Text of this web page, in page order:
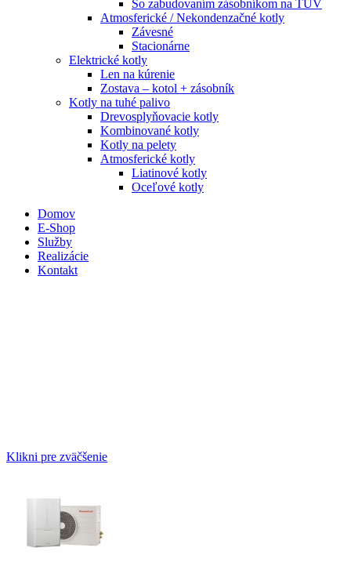
So zabudovaním zásobníkom na TÚV
Atmosferické / Nekondenzačné kotly
Závesné
Stacionárne
Elektrické kotly
Len na kúrenie
Zostava – kotol + zásobník
Kotly na tuhé palivo
Drevosplyňovacie kotly
Kombinované kotly
Kotly na pelety
Atmosferické kotly
Liatinové kotly
Oceľové kotly
Domov
E-Shop
Služby
Realizácie
Kontakt
Klikni pre zväčšenie